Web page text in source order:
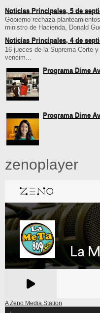
Noticias Principales, 5 de
Gobierno rechaza
ministro de Hacienda, Donald
Noticias Principales, 4 de
16 jueces de la Suprema Corte
vencim...
Programa Dime
Programa Dime
zenoplayer
A Zeno Media Station